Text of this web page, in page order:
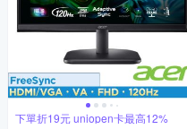
下單折19元 uniopen卡最高12%